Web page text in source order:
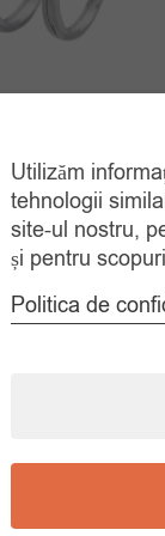
Reglabile
120.00lei
Prețul
inițial
a
fost:
120.00 lei.
leiPrețul
curent
este:
99.00 lei.
ADAUGĂ ÎN
COȘ
Utilizăm
tehnologii
site-ul nostru,
și pentru
Politica de